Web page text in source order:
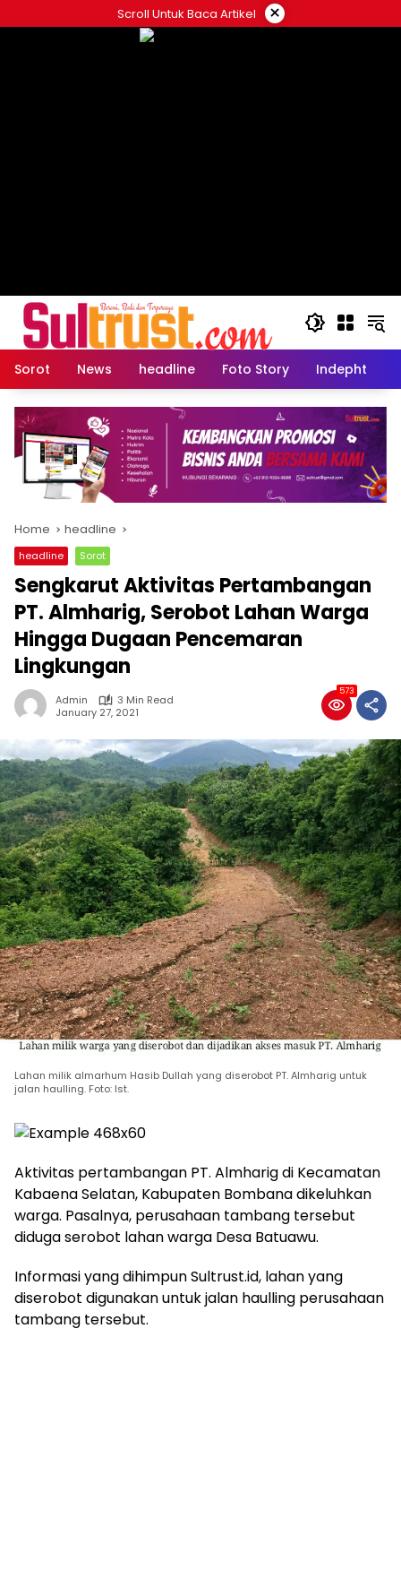
to
Scroll Untuk Baca Artikel ×
Sorot News headline Foto Story Indepht
Home headline
headline Sorot
Sengkarut Aktivitas Pertambangan
PT. Almharig, Serobot Lahan Warga
Hingga Dugaan Pencemaran
Lingkungan
Admin
3 Min Read
January 27, 2021
573
Lahan milik almarhum Hasib Dullah yang diserobot PT. Almharig untuk
jalan haulling. Foto: Ist.
Aktivitas pertambangan PT. Almharig di Kecamatan
Kabaena Selatan, Kabupaten Bombana dikeluhkan
warga. Pasalnya, perusahaan tambang tersebut
diduga serobot lahan warga Desa Batuawu.
Informasi yang dihimpun Sultrust.id, lahan yang
diserobot digunakan untuk jalan haulling perusahaan
tambang tersebut.